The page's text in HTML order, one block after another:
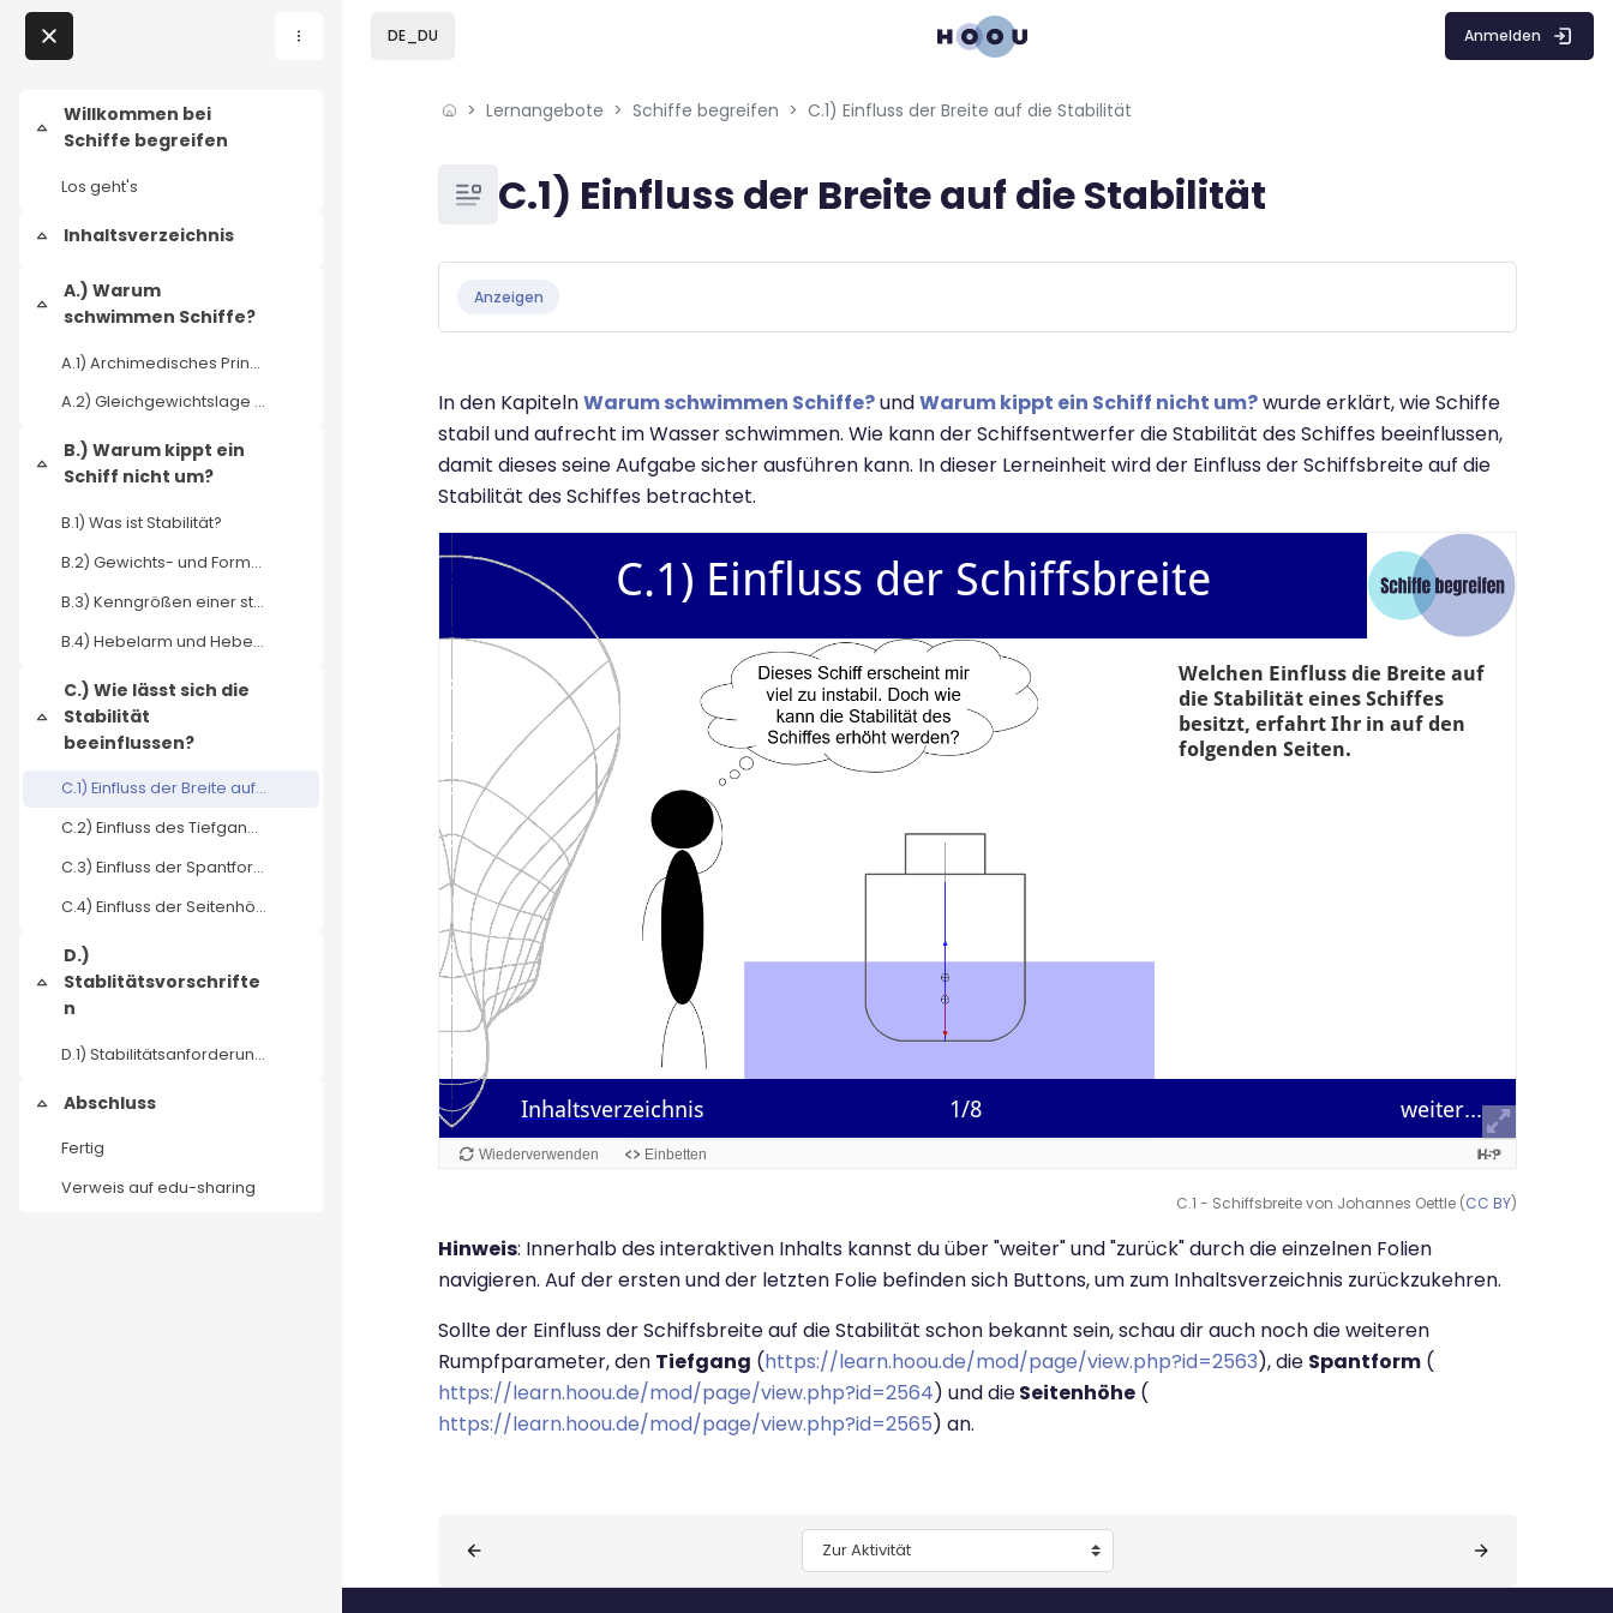
Home
Meine Lernangebote
News
Veranstaltungen
Über uns
Kontakt
Einklappen
Willkommen bei
Schiffe begreifen
Los geht's
Einklappen
Inhaltsverzeichnis
Einklappen
A.) Warum
schwimmen Schiffe?
A.1) Archimedisches Prinzip
A.2) Gleichgewichtslage eines Schiffes
Einklappen
B.) Warum kippt ein
Schiff nicht um?
B.1) Was ist Stabilität?
B.2) Gewichts- und Formstabilität
B.3) Kenngrößen einer stabilen Gleichgewichtslage
B.4) Hebelarm und Hebelarmkurve
Einklappen
C.) Wie lässt sich die
Stabilität
beeinflussen?
C.1) Einfluss der Breite auf die Stabilität
C.2) Einfluss des Tiefgangs auf die Stabilität
C.3) Einfluss der Spantform auf die Stabilität
C.4) Einfluss der Seitenhöhe auf die Stabilität
Einklappen
D.)
Stablitätsvorschrifte
n
D.1) Stabilitätsanforderungen
Einklappen
Abschluss
Fertig
Verweis auf edu-sharing
Direkt zu - Schließen
DE_DU Anmelden
Lernangebote Schiffe begreifen C.1) Einfluss der Breite auf die Stabilität
BlöckeC.1) Einfluss der Breite auf die Stabilität
Anzeigen
In den KapitelnWarum schwimmen Schiffe?undWarum kippt ein Schiff nicht um?wurde erklärt, wie Schiffe
stabil und aufrecht im Wasser schwimmen. Wie kann der Schiffsentwerfer die Stabilität des Schiffes beeinflussen,
damit dieses seine Aufgabe sicher ausführen kann. In dieser Lerneinheit wird der Einfluss der Schiffsbreite auf die
Stabilität des Schiffes betrachtet.
C.1 - Schiffsbreite von Johannes Oettle (CC BY)
Hinweis: Innerhalb des interaktiven Inhalts kannst du über "weiter" und "zurück" durch die einzelnen Folien
navigieren. Auf der ersten und der letzten Folie befinden sich Buttons, um zum Inhaltsverzeichnis zurückzukehren.
Sollte der Einfluss der Schiffsbreite auf die Stabilität schon bekannt sein, schau dir auch noch die weiteren
Rumpfparameter, den Tiefgang (https://learn.hoou.de/mod/page/view.php?id=2563), die Spantform (
https://learn.hoou.de/mod/page/view.php?id=2564) und dieSeitenhöhe (
https://learn.hoou.de/mod/page/view.php?id=2565) an.
Blöcke Zur Aktivität